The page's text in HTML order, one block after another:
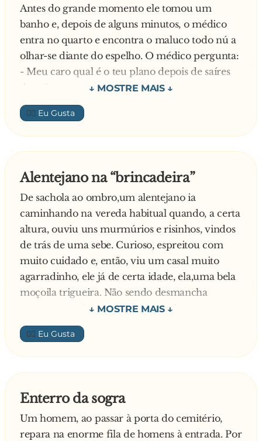
- Ia a entrar.
O outro:
- Chiça, que azar!
—
Antes do grande momento ele tomou um
banho e, depois de alguns minutos, o médico
entra no quarto e encontra o maluco todo nú a
olhar-se diante do espelho. O médico pergunta:
- Meu caro qual é o teu plano depois de saíres
Responde o maluco:
- O meu plano é ter muito dinheiro.
Diz o médico:
- E o que mais?
- Ter mesmo muito dinheiro.
Curioso pergunta o médico:
- Para que queres tanto dinheiro?
Diz o maluco:
- Por que tenho que comprar um rabo novo.
Estranhando pergunta o médico:
- O que é que o teu rabo tem?
Explica o maluco:
- O meu rabo já está estragado! Vês?! Tem uma
racha no meio
—
👍🏼
Alentejano na “brincadeira”
De sachola ao ombro,um alentejano ia
caminhando na vereda habitual quando, a certa
altura, ouviu uns murmúrios e risinhos, vindos
de trás de uma sebe. Curioso, espreitou com
muito cuidado e, então, viu um casal muito
agarradinho, ele já de certa idade, ela,uma bela
moçoila trigueira. Não sendo desmancha
prazeres, o mirone recuou e seguiu o seu
caminho.
Duas horas depois, já de regresso a casa ao
passar pelo mesmo sítio, apercebeu-se que a
”brincadeira” ainda continuava. Admirado,
- Antão compadri, inda dura?!
Responde o outro:
-Nã sinhori inda móli!
👍🏼
Enterro da sogra
Um homem, ao passar à porta do cemitério,
repara na enorme fila de homens à entrada. Por